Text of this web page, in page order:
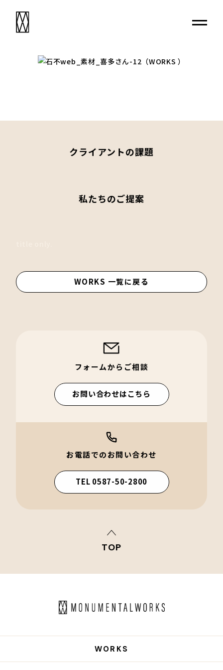
クライアントの課題
私たちのご提案
WORKS 一覧に戻る
フォームからご相談
お問い合わせはこちら
お電話でのお問い合わせ
TEL 0587-50-2800
TOP
WORKS